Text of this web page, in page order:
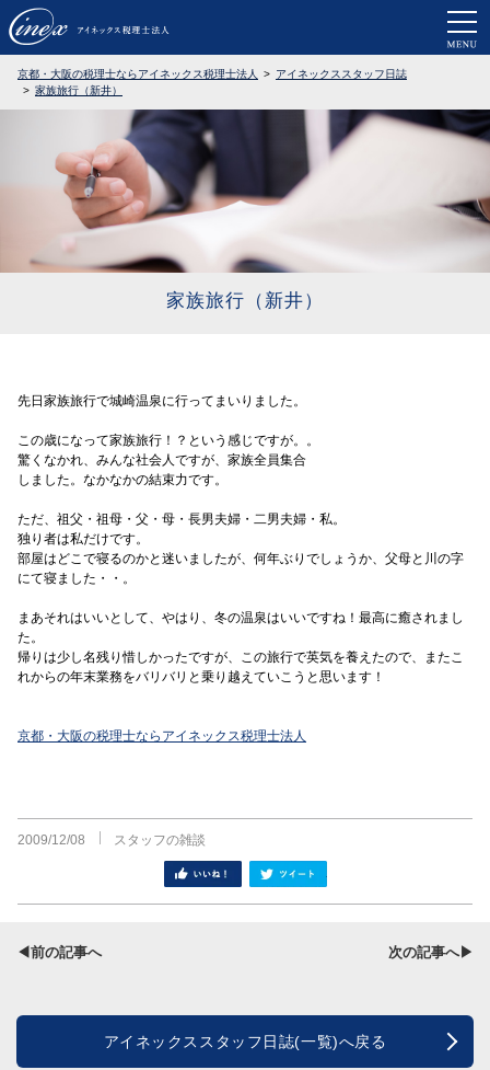
京都・大阪で税務調査に強い税理士な
京都・大阪の税理士ならアイネックス税理士法人
アイネックススタッフ日誌
家族旅行（新井）
家族旅行（新井）
先日家族旅行で城崎温泉に行ってまいりました。
この歳になって家族旅行！？という感じですが。。
驚くなかれ、みんな社会人ですが、家族全員集合
しました。なかなかの結束力です。
ただ、祖父・祖母・父・母・長男夫婦・二男夫婦・私。
独り者は私だけです。
部屋はどこで寝るのかと迷いましたが、何年ぶりでしょうか、父母と川の字
にて寝ました・・。
まあそれはいいとして、やはり、冬の温泉はいいですね！最高に癒されまし
た。
帰りは少し名残り惜しかったですが、この旅行で英気を養えたので、またこ
れからの年末業務をバリバリと乗り越えていこうと思います！
京都・大阪の税理士ならアイネックス税理士法人
2009/12/08
スタッフの雑談
シェア
◀前の記事へ 次の記事へ▶
アイネックススタッフ日誌(一覧)へ戻る